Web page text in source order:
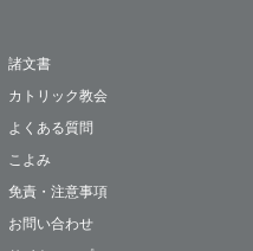
諸文書
カトリック教会
よくある質問
こよみ
免責・注意事項
お問い合わせ